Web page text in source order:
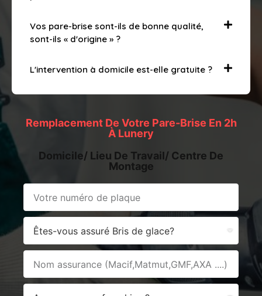
Vos pare-brise sont-ils de bonne qualité,
sont-ils « d'origine » ?
L'intervention à domicile est-elle gratuite ?
Remplacement De Votre Pare-Brise En 2h
À Lunery
Domicile/ Lieu De Travail/ Centre De
Montage